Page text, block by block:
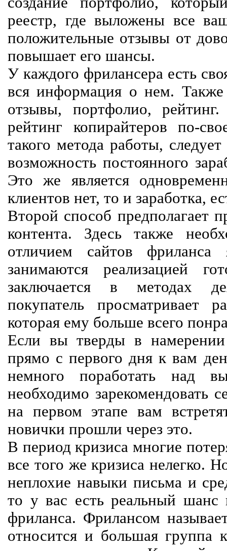
реестр, где выложены все
положительные отзывы от
повышает его шансы.
У каждого фрилансера есть
вся информация о нем. Также
отзывы, портфолио,
рейтинг копирайтеров по-
такого метода работы,
возможность постоянного
Это же является
клиентов нет, то и заработка,
Второй способ предполагает
контента. Здесь также
отличием сайтов
занимаются реализацией
заключается в методах
покупатель просматривает
которая ему больше всего
Если вы тверды в
прямо с первого дня к вам
немного поработать над
необходимо зарекомендовать
на первом этапе вам
новички прошли через это.
В период кризиса многие
все того же кризиса нелегко.
неплохие навыки письма и
то у вас есть реальный шанс
фриланса. Фрилансом
относится и большая группа